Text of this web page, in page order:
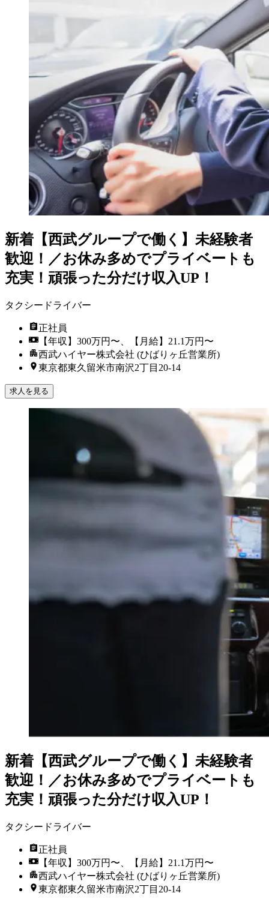
新着 【西武グループで働く】未経験者
歓迎！／お休み多めでプライベートも
充実！頑張った分だけ収入UP！
タクシードライバー
正社員
【年収】300万円〜、【月給】21.1万円〜
西武ハイヤー株式会社 (ひばりヶ丘営業所)
東京都東久留米市南沢2丁目20-14
求人を見る
新着 【西武グループで働く】未経験者
歓迎！／お休み多めでプライベートも
充実！頑張った分だけ収入UP！
タクシードライバー
正社員
【年収】300万円〜、【月給】21.1万円〜
西武ハイヤー株式会社 (ひばりヶ丘営業所)
東京都東久留米市南沢2丁目20-14